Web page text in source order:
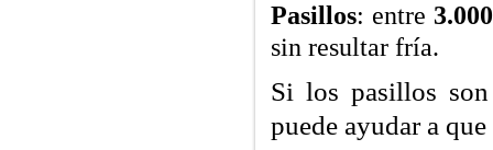
Pasillos: entre
sin resultar fría.
Si los pasillos
puede ayudar a